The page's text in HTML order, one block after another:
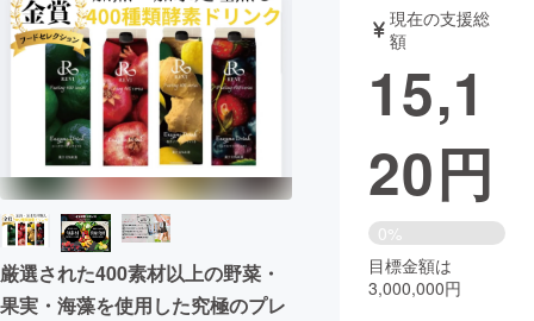
アート・写真 音楽
テクノロジー・ガジェット ゲーム・
映像・映画 書籍・雑誌
ビジネス・起業 チャレンジ
まちづくり・地域活性化
厳選された400素材以上の野菜・
果実・海藻を使用した究極のプレ
現在の支援総
額
15,1
20円
0%
目標金額は
3,000,000円